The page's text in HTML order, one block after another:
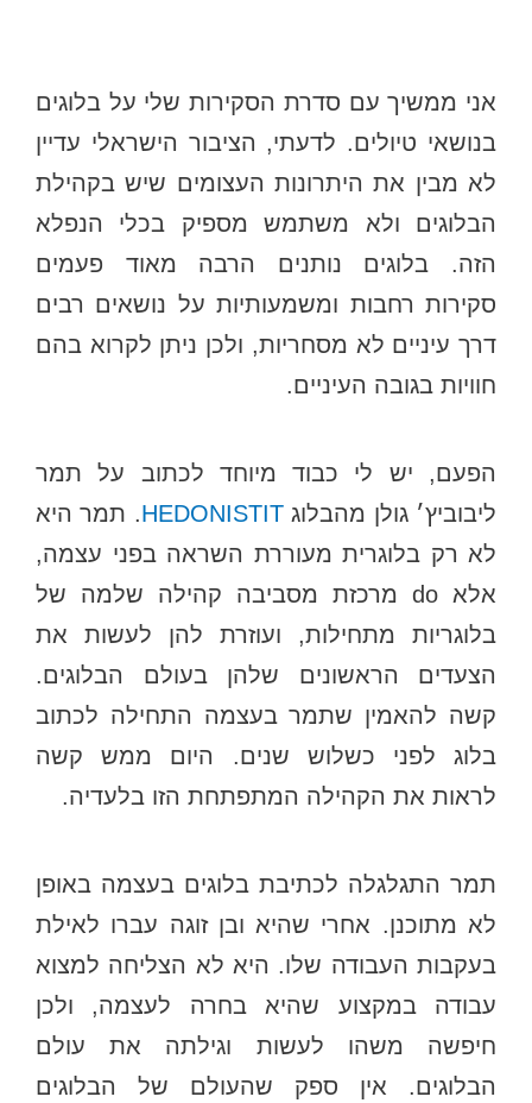
אני ממשיך עם סדרת הסקירות שלי על בלוגים
בנושאי טיולים. לדעתי, הציבור הישראלי עדיין
לא מבין את היתרונות העצומים שיש בקהילת
הבלוגים ולא משתמש מספיק בכלי הנפלא
הזה. בלוגים נותנים הרבה מאוד פעמים
סקירות רחבות ומשמעותיות על נושאים רבים
דרך עיניים לא מסחריות, ולכן ניתן לקרוא בהם
חוויות בגובה העיניים.
הפעם, יש לי כבוד מיוחד לכתוב על תמר
ליבוביץ׳ גולן מהבלוגHEDONISTIT. תמר היא
לא רק בלוגרית מעוררת השראה בפני עצמה,
אלא do מרכזת מסביבה קהילה שלמה של
בלוגריות מתחילות, ועוזרת להן לעשות את
הצעדים הראשונים שלהן בעולם הבלוגים.
קשה להאמין שתמר בעצמה התחילה לכתוב
בלוג לפני כשלוש שנים. היום ממש קשה
לראות את הקהילה המתפתחת הזו בלעדיה.
תמר התגלגלה לכתיבת בלוגים בעצמה באופן
לא מתוכנן. אחרי שהיא ובן זוגה עברו לאילת
בעקבות העבודה שלו. היא לא הצליחה למצוא
עבודה במקצוע שהיא בחרה לעצמה, ולכן
חיפשה משהו לעשות וגילתה את עולם
הבלוגים. אין ספק שהעולם של הבלוגים